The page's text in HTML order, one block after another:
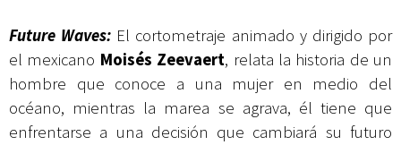
Future Waves: El cortometraje animado y dirigido por
el mexicano Moisés Zeevaert, relata la historia de un
hombre que conoce a una mujer en medio del
océano, mientras la marea se agrava, él tiene que
enfrentarse a una decisión que cambiará su futuro